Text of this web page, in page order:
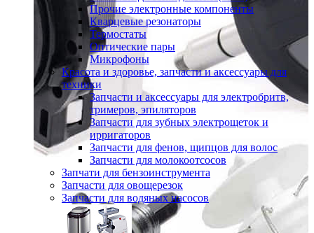
Прочие электронные компоненты
Кварцевые резонаторы
Термостаты
Оптические пары
Микрофоны
Красота и здоровье, запчасти и аксессуары для
техники
Запчасти и аксессуары для электробритв,
тримеров, эпиляторов
Запчасти для зубных электрощеток и
ирригаторов
Запчасти для фенов, щипцов для волос
Запчасти для молокоотсосов
Запчати для бензоинструмента
Запчасти для овощерезок
Запчасти для водяных насосов